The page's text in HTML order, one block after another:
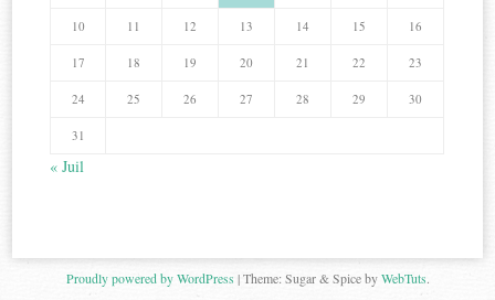
10 11 12 13 14 15 16
17 18 19 20 21 22 23
24 25 26 27 28 29 30
31
« Juil
Proudly powered by WordPress |Theme: Sugar & Spice byWebTuts.